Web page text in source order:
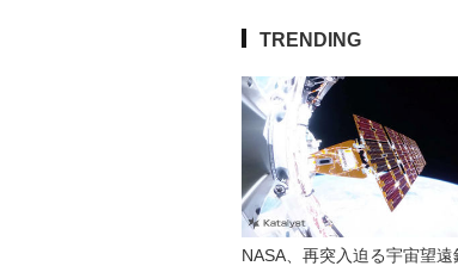
TRENDING
NASA、再突入迫る宇宙望遠